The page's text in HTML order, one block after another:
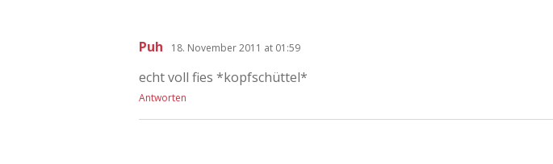
Puh 18. November 2011 at 01:59
echt voll fies *kopfschüttel*
Antworten